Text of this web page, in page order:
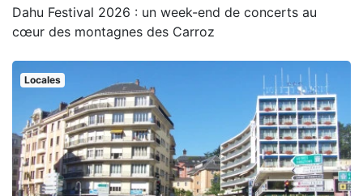
Dahu Festival 2026 : un week-end de concerts au
cœur des montagnes des Carroz
Locales